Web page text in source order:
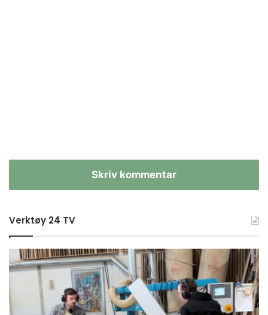
Skriv kommentar
Verktøy 24 TV